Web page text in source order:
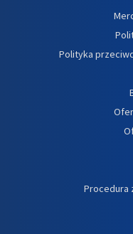
Polityka
Procedura